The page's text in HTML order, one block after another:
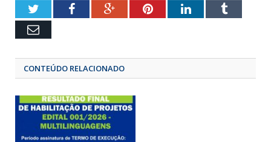
TwitterFacebookGoogle+Pinterest
LinkedIn
Email
CONTEÚDO RELACIONADO